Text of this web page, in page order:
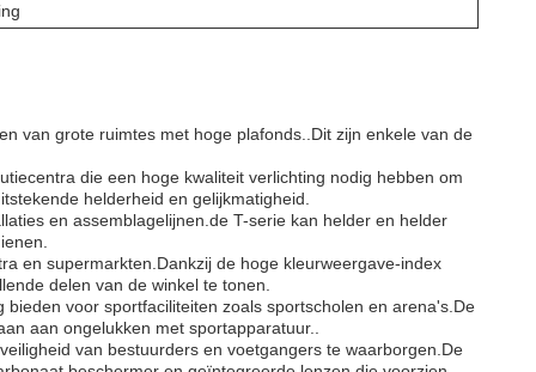
van grote ruimtes met hoge plafonds..Dit zijn enkele van de
die een hoge kwaliteit verlichting nodig hebben om
helderheid en gelijkmatigheid.
en assemblagelijnen.de T-serie kan helder en helder
en supermarkten.Dankzij de hoge kleurweergave-index
delen van de winkel te tonen.
voor sportfaciliteiten zoals sportscholen en arena's.De
aan ongelukken met sportapparatuur..
van bestuurders en voetgangers te waarborgen.De